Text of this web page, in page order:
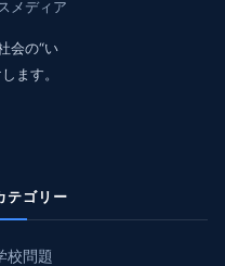
メディア
会の“い
ます。
テゴリー
校問題